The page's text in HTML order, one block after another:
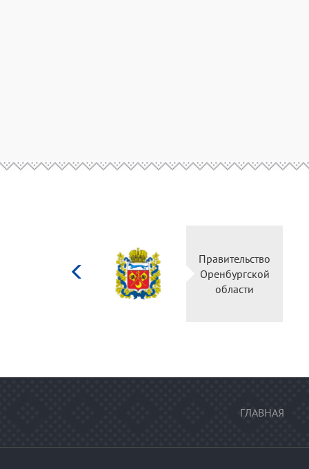
Министерство
культуры
Российской
ГЛАВНАЯ